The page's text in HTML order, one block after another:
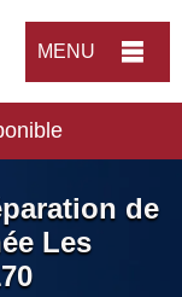
MENU
de
Les